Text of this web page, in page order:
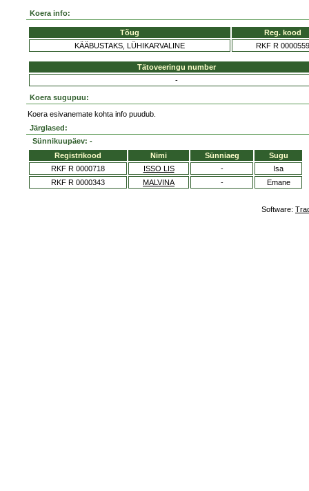
Koera info:
Tõug
Reg. kood
KÄÄBUSTAKS, LÜHIKARVALINE
RKF R 0000559
Tätoveeringu number
-
Koera sugupuu:
Koera esivanemate kohta info puudub.
Järglased:
Sünnikuupäev: -
Registrikood
Nimi Sünniaeg
Sugu
RKF R 0000718
ISSO LIS -
Isa
RKF R 0000343
MALVINA - Emane
Software: